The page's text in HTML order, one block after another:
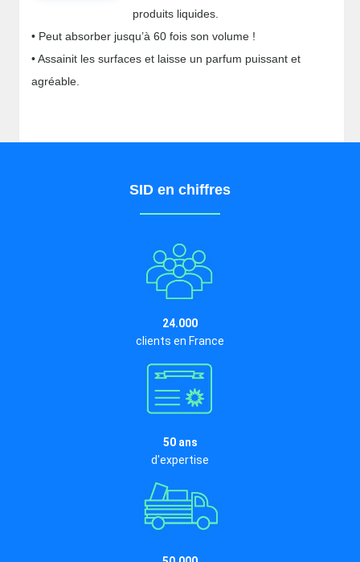
produits liquides.
• Peut absorber jusqu’à 60 fois son volume !
• Assainit les surfaces et laisse un parfum puissant et
agréable.
SID en chiffres
24.000
clients en France
50 ans
d'expertise